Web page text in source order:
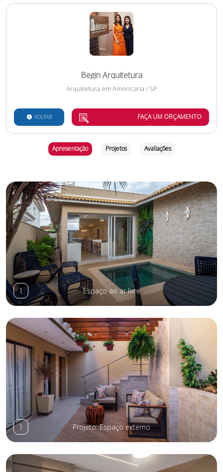
Begin Arquitetura
Arquitetura em Americana / SP
VOLTAR FAÇA UM ORÇAMENTO
Apresentação Projetos Avaliações
1 Espaço ao ar livre
1 Projeto: Espaço externo